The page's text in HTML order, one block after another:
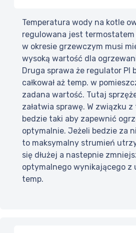
Temperatura wody na kotle
regulowana jest termostatem
w okresie grzewczym musi
wysoką wartość dla
Druga sprawa że regulator PI
całkował aż temp. w
zadana wartość. Tutaj
załatwia sprawę. W związku
bedzie taki aby zapewnić
optymalnie. Jeżeli bedzie za
to maksymalny strumień
się dłużej a nastepnie
optymalnego wynikającego z
temp.